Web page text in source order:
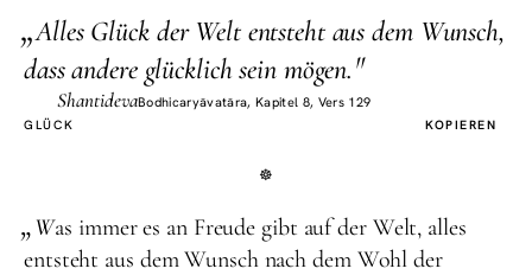
„Alles Glück der Welt entsteht aus dem Wunsch,
dass andere glücklich sein mögen."
ShantidevaBodhicaryāvatāra, Kapitel 8, Vers 129
GLÜCK
KOPIEREN
„Was immer es an Freude gibt auf der Welt, alles
entsteht aus dem Wunsch nach dem Wohl der